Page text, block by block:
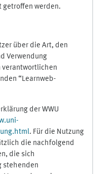
getroffen werden.
über die Art, den
Verwendung
verantwortlichen
“Learnweb-
der WWU
. Für die Nutzung
die nachfolgend
die sich
stehenden